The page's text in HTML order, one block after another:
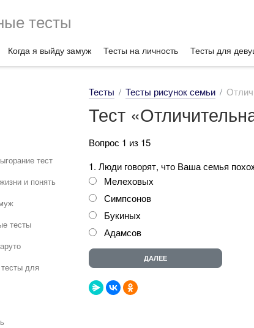
тесты
Когда я выйду замуж Тесты на личность Тесты для
тест
и понять
тесты
для
Тесты Тесты рисунок семьи
Тест
Вопрос 1 из 15
1. Люди говорят, что Ваша семья
Мелеховых
Симпсонов
Букиных
Адамсов